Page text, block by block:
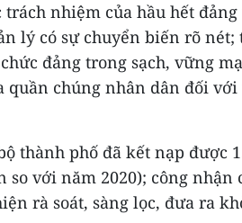
nhiệm của hầu hết
lý có sự chuyển biến rõ nét;
đảng trong sạch, vững
chúng nhân dân đối
thành phố đã kết nạp được
so với năm 2020); công nhận
rà soát, sàng lọc, đưa ra